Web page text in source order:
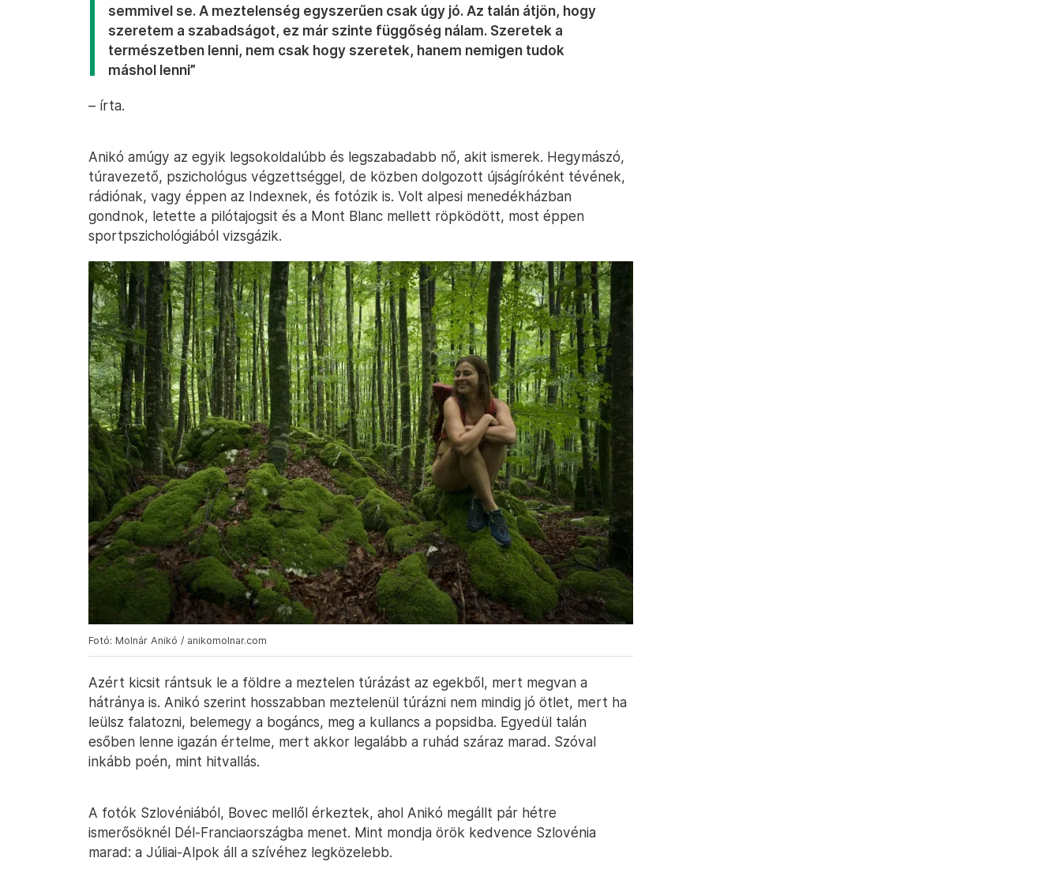
semmivel se. A meztelenség egyszerűen csak úgy jó. Az talán átjön, hogy
szeretem a szabadságot, ez már szinte függőség nálam. Szeretek a
természetben lenni, nem csak hogy szeretek, hanem nemigen tudok
máshol lenni”
– írta.
Anikó amúgy az egyik legsokoldalúbb és legszabadabb nő, akit ismerek. Hegymászó,
túravezető, pszichológus végzettséggel, de közben dolgozott újságíróként tévének,
rádiónak, vagy éppen az Indexnek, és fotózik is. Volt alpesi menedékházban
gondnok, letette a pilótajogsit és a Mont Blanc mellett röpködött, most éppen
sportpszichológiából vizsgázik.
Fotó: Molnár Anikó / anikomolnar.com
Azért kicsit rántsuk le a földre a meztelen túrázást az egekből, mert megvan a
hátránya is. Anikó szerint hosszabban meztelenül túrázni nem mindig jó ötlet, mert ha
leülsz falatozni, belemegy a bogáncs, meg a kullancs a popsidba. Egyedül talán
esőben lenne igazán értelme, mert akkor legalább a ruhád száraz marad. Szóval
inkább poén, mint hitvallás.
A fotók Szlovéniából, Bovec mellől érkeztek, ahol Anikó megállt pár hétre
ismerősöknél Dél-Franciaországba menet. Mint mondja örök kedvence Szlovénia
marad: a Júliai-Alpok áll a szívéhez legközelebb.